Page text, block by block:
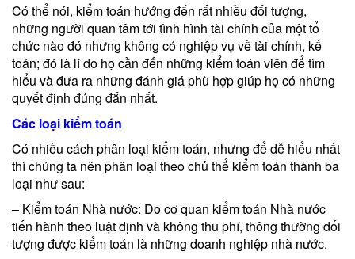
Có thể nói, kiểm toán hướng đến rất nhiều đối tượng,
những người quan tâm tới tình hình tài chính của một tổ
chức nào đó nhưng không có nghiệp vụ về tài chính, kế
toán; đó là lí do họ cần đến những kiểm toán viên để tìm
hiểu và đưa ra những đánh giá phù hợp giúp họ có những
quyết định đúng đắn nhất.
Các loại kiểm toán
Có nhiều cách phân loại kiểm toán, nhưng để dễ hiểu nhất
thì chúng ta nên phân loại theo chủ thể kiểm toán thành ba
loại như sau:
– Kiểm toán Nhà nước: Do cơ quan kiểm toán Nhà nước
tiến hành theo luật định và không thu phí, thông thường đối
tượng được kiểm toán là những doanh nghiệp nhà nước.